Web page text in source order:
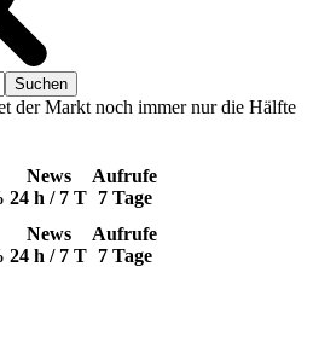
der Markt noch immer nur die Hälfte
News
24 h / 7 T
Aufrufe
7 Tage
News
24 h / 7 T
Aufrufe
7 Tage